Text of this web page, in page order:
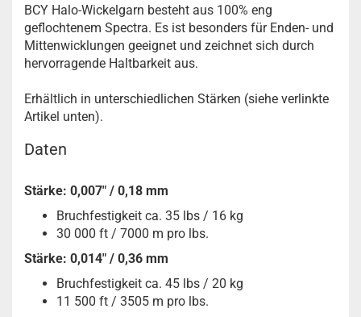
BCY Halo-Wickelgarn besteht aus 100% eng
geflochtenem Spectra. Es ist besonders für Enden- und
Mittenwicklungen geeignet und zeichnet sich durch
hervorragende Haltbarkeit aus.
Erhältlich in unterschiedlichen Stärken (siehe verlinkte
Artikel unten).
Daten
Stärke: 0,007" / 0,18 mm
Bruchfestigkeit ca. 35 lbs / 16 kg
30 000 ft / 7000 m pro lbs.
Stärke: 0,014" / 0,36 mm
Bruchfestigkeit ca. 45 lbs / 20 kg
11 500 ft / 3505 m pro lbs.